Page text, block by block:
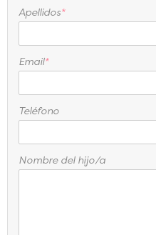
Apellidos*
Email*
Teléfono
Nombre del hijo/a